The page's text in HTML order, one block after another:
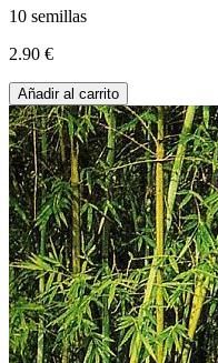
10 semillas
2.90 €
Añadir al carrito